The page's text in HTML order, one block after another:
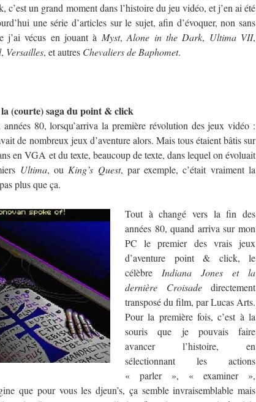
un grand moment dans l’histoire du jeu vidéo, et j’en ai été
une série d’articles sur le sujet, afin d’évoquer, non sans
j’ai vécus en jouant à Myst,Alone in the Dark, Ultima VII,
, Versailles, et autres Chevaliers de Baphomet.
(courte) saga du point & click
80, lorsqu’arriva la première révolution des jeux vidéo :
de nombreux jeux d’aventure alors. Mais tous étaient bâtis sur
en VGA et du texte, beaucoup de texte, dans lequel on évoluait
Ultima, ou King’s Quest, par exemple, c’était vraiment la
plus que ça.
Tout à changé vers la fin des
années 80, quand arriva sur mon
PC le premier des vrais jeux
d’aventure point & click, le
célèbre Indiana Jones et la
dernière Croisadedirectement
transposé du film, par Lucas Arts.
Pour la première fois, c’est à la
souris que je pouvais faire
avancer l’histoire, en
sélectionnant les actions
« parler », « examiner »,
que pour vous les djeun’s, ça semble invraisemblable mais